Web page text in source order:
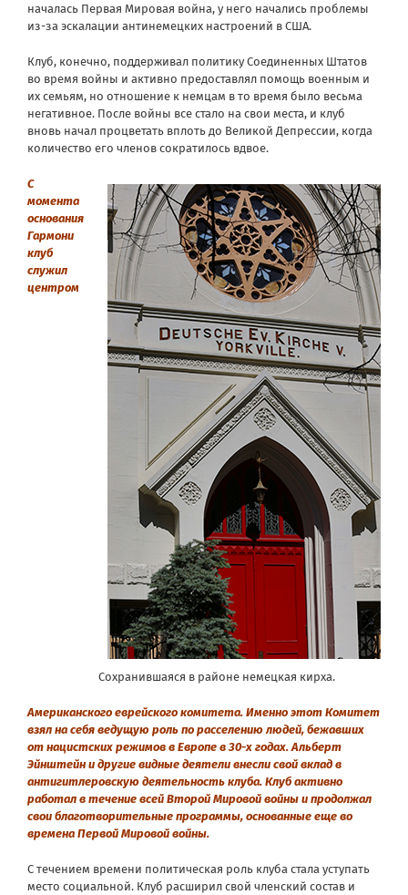
началась Первая Мировая война, у него начались проблемы
из-за эскалации антинемецких настроений в США.
Клуб, конечно, поддерживал политику Соединенных Штатов
во время войны и активно предоставлял помощь военным и
их семьям, но отношение к немцам в то время было весьма
негативное. После войны все стало на свои места, и клуб
вновь начал процветать вплоть до Великой Депрессии, когда
количество его членов сократилось вдвое.
Сохранившаяся в районе немецкая кирха.
С
момента
основания
Гармони
клуб
служил
центром
Американского еврейского комитета. Именно этот Комитет
взял на себя ведущую роль по расселению людей, бежавших
от нацистских режимов в Европе в 30-х годах. Альберт
Эйнштейн и другие видные деятели внесли свой вклад в
антигитлеровскую деятельность клуба. Клуб активно
работал в течение всей Второй Мировой войны и продолжал
свои благотворительные программы, основанные еще во
времена Первой Мировой войны.
С течением времени политическая роль клуба стала уступать
место социальной. Клуб расширил свой членский состав и